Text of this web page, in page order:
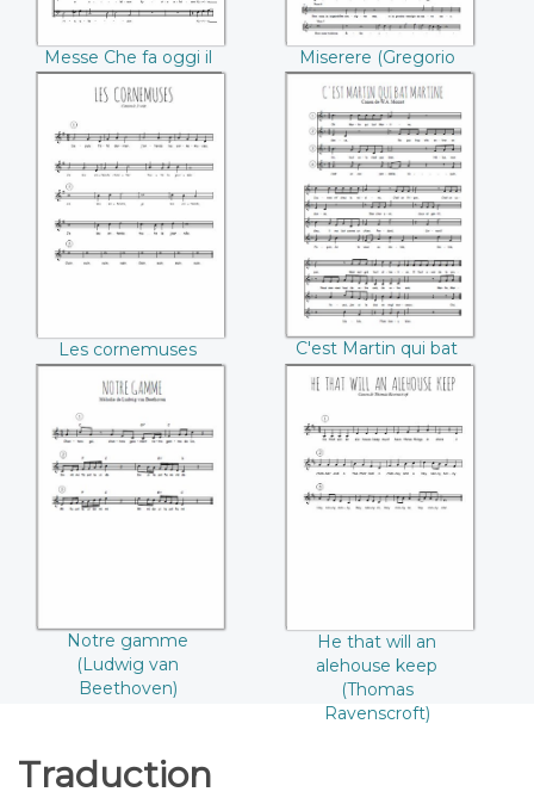
Messe Che fa oggi il
mio sole 1. kyrie
(Gregorio Allegri)
Miserere (Gregorio
Allegri)
Les cornemuses
Les cornemuses
C'est Martin qui bat
Martine (Mozart)
C'est Martin qui bat
Martine (Mozart)
Notre gamme
(Ludwig van
Beethoven)
Notre gamme
(Ludwig van
Beethoven)
He that will an
alehouse keep
(Thomas
He that will an
alehouse keep
(Thomas
Ravenscroft)
Traduction